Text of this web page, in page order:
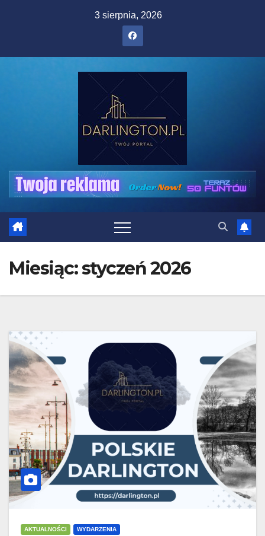
3 sierpnia, 2026
Miesiąc:styczeń 2026
AKTUALNOŚCI WYDARZENIA